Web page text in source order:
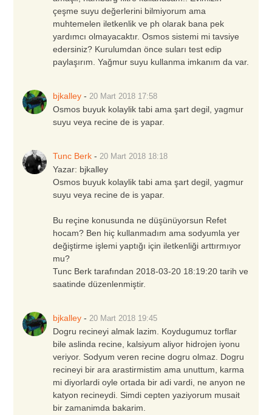
çeşme suyu değerlerini bilmiyorum ama
muhtemelen iletkenlik ve ph olarak bana pek
yardımcı olmayacaktır. Osmos sistemi mi tavsiye
edersiniz? Kurulumdan önce suları test edip
paylaşırım. Yağmur suyu kullanma imkanım da var.
bjkalley -20 Mart 2018 17:58
Osmos buyuk kolaylik tabi ama şart degil, yagmur
suyu veya recine de is yapar.
Tunc Berk -20 Mart 2018 18:18
Yazar: bjkalley
Osmos buyuk kolaylik tabi ama şart degil, yagmur
suyu veya recine de is yapar.
Bu reçine konusunda ne düşünüyorsun Refet
hocam? Ben hiç kullanmadım ama sodyumla yer
değiştirme işlemi yaptığı için iletkenliği arttırmıyor
mu?
Tunc Berk tarafından 2018-03-20 18:19:20 tarih ve
saatinde düzenlenmiştir.
bjkalley -20 Mart 2018 19:45
Dogru recineyi almak lazim. Koydugumuz torflar
bile aslinda recine, kalsiyum aliyor hidrojen iyonu
veriyor. Sodyum veren recine dogru olmaz. Dogru
recineyi bir ara arastirmistim ama unuttum, karma
mi diyorlardi oyle ortada bir adi vardi, ne anyon ne
katyon recineydi. Simdi cepten yaziyorum musait
bir zamanimda bakarim.